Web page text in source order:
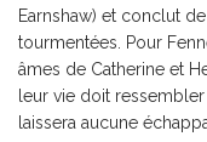
Earnshaw) et conclut
tourmentées. Pour
âmes de Catherine et
leur vie doit
laissera aucune